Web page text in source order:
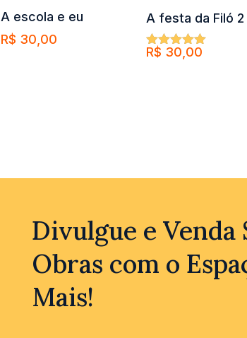
A escola e eu
R$ 30,00
A festa da Filó 2
Avaliação
R$ 30,00
Divulgue e Venda
Obras com o
Mais!